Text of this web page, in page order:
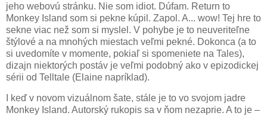
jeho webovú stránku. Nie som idiot. Dúfam. Return to
Monkey Island som si pekne kúpil. Zapol. A... wow! Tej hre to
sekne viac než som si myslel. V pohybe je to neuveriteľne
štýlové a na mnohých miestach veľmi pekné. Dokonca (a to
si uvedomíte v momente, pokiaľ si spomeniete na Tales),
dizajn niektorých postáv je veľmi podobný ako v epizodickej
sérii od Telltale (Elaine napríklad).
I keď v novom vizuálnom šate, stále je to vo svojom jadre
Monkey Island. Autorský rukopis sa v ňom nezaprie. A to je –